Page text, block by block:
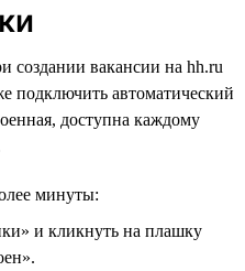
создании вакансии на hh.ru
подключить автоматический
доступна каждому
минуты:
и кликнуть на плашку